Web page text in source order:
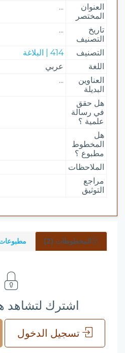
العنوان
المختصر
...
تاريخ
التصنيف
...
التصنيف
414 | البلاغة
اللغة
عربي
العناوين
البديلة
...
هل حقق
في رسالة
علمية ؟
هل
المخطوط
مطبوع ؟
الملاحظات
مراجع
التوثيق
المخطوطات (2) مطبوعات
اشترك لتشاهد
تسجيل الدخول